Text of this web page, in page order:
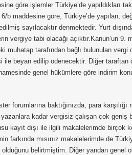
göre işlemler Türkiye’de yapıldıkları
b maddesine göre, Türkiye’de yapılan,
sayılacaktır denmektedir. Yurt
vergiye tabi olacağı açıktır.Kanun’un 9.
muhatap tarafından bağlı bulunulan vergi
ile beyan edilip ödenecektir. Diğer taraftan
genel hükümlere göre indirim
forumlarına baktığınızda, para karşılığı
yazanlara kadar vergisiz çalışan çok geniş
kayıt dışı ile ilgili makalelerimde birçok
farkında mısınız makalelerimde de
belirtmiştim. Diğer yandan genel